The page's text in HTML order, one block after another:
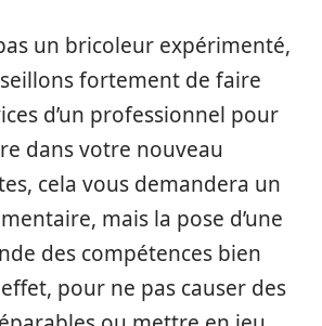
un bricoleur expérimenté,
fortement de faire
d’un professionnel pour
dans votre nouveau
cela vous demandera un
mais la pose d’une
des compétences bien
pour ne pas causer des